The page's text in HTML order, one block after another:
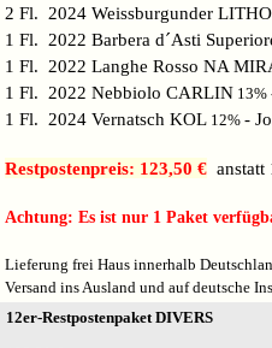
2 Fl. 2024 Weissburgunder
1 Fl. 2022 Barbera d´Asti
1 Fl. 2022 Langhe Rosso NA
1 Fl. 2022 Nebbiolo CARLIN 13%
1 Fl. 2024 Vernatsch KOL 12% -
Restpostenpreis: 123,50 € anstatt
Achtung: Es ist nur 1 Paket
Lieferung frei Haus innerhalb
Versand ins Ausland und auf deutsche
12er-Restpostenpaket DIVERS